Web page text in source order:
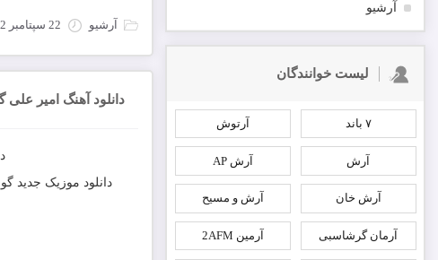
آرشیو 22 سپتامبر 2022
دانلود آهنگ امیر
دانلود موزیک جدید
آرشیو
لیست خوانندگان
۷ باند آرتوش
آرش آرش AP
آرش خان آرش و مسیح
آرمان گرشاسبی آرمین 2AFM